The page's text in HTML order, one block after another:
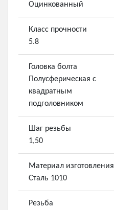
Оцинкованный
Класс прочности
5.8
Головка болта
Полусферическая с
квадратным
подголовником
Шаг резьбы
1,50
Материал изготовления
Сталь 1010
Резьба